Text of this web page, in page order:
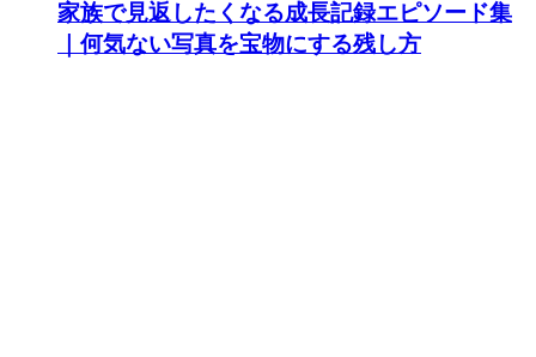
家族で見返したくなる成長記録エピソード集
｜何気ない写真を宝物にする残し方